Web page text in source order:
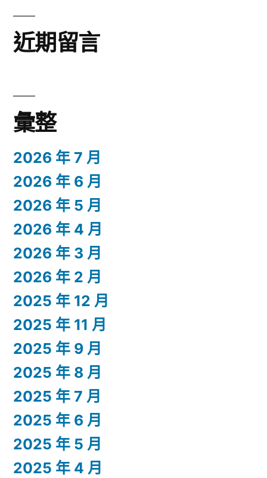
近期留言
彙整
2026 年 7 月
2026 年 6 月
2026 年 5 月
2026 年 4 月
2026 年 3 月
2026 年 2 月
2025 年 12 月
2025 年 11 月
2025 年 9 月
2025 年 8 月
2025 年 7 月
2025 年 6 月
2025 年 5 月
2025 年 4 月